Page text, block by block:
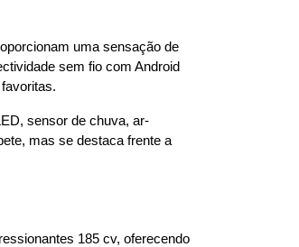
uma sensação de
sem fio com Android
sensor de chuva, ar-
mas se destaca frente a
185 cv, oferecendo